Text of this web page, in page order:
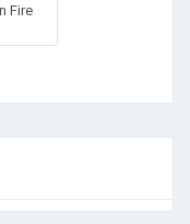
Fire